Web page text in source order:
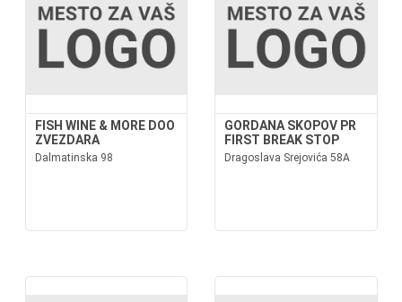
FISH WINE & MORE DOO
ZVEZDARA
Dalmatinska 98
GORDANA SKOPOV PR
FIRST BREAK STOP
Dragoslava Srejovića 58A